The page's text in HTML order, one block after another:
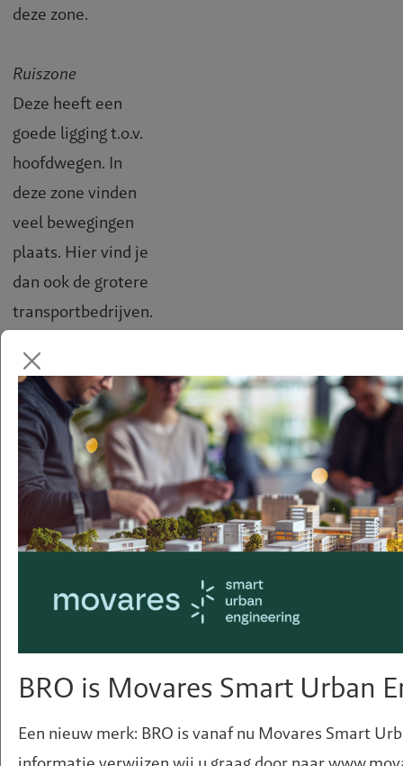
deze zone.
Ruiszone
Deze heeft een
goede ligging t.o.v.
hoofdwegen. In
deze zone vinden
veel bewegingen
plaats. Hier vind je
dan ook de grotere
transportbedrijven.
goed worden
gecombineerd met
Park+Ride hubs en
andere, grotere bedrijvigheid.
Rustzone
In dit gebied wordt
wonen, groen en
ateliers en
drukkerijen
kunnen zich hier
BRO is Movares Smart Urban
Een nieuw merk: BRO is vanaf nu Movares Smart